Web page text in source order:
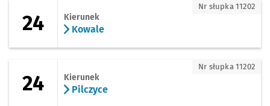
24 Kierunek
Kowale
Nr słupka 11202
24 Kierunek
Pilczyce
Nr słupka 11202